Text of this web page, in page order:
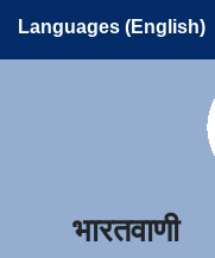
Languages (English)
भारतवाणी